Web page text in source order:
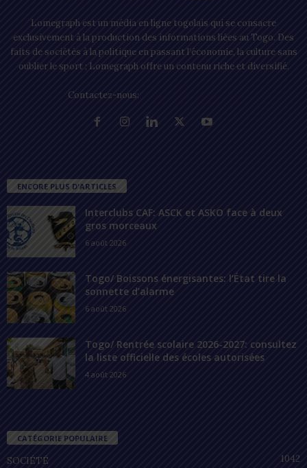
Lomegraph est un média en ligne togolais qui se consacre
exclusivement à la production des informations liées au Togo. Des
faits de sociétés à la politique en passant l’économie, la culture sans
oublier le sport ; Lomegraph offre un contenu riche et diversifié.
Contactez-nous:
ENCORE PLUS D'ARTICLES
Interclubs CAF: ASCK et ASKO face à deux
gros morceaux
6 août 2026
Togo/ Boissons énergisantes: l’État tire la
sonnette d’alarme
6 août 2026
Togo/ Rentrée scolaire 2026-2027: consultez
la liste officielle des écoles autorisées
4 août 2026
CATÉGORIE POPULAIRE
SOCIÉTÉ 1042